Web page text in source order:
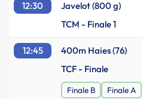
12:30 Javelot (800 g)
TCM - Finale 1
12:45 400m Haies (76)
TCF - Finale
Finale B Finale A